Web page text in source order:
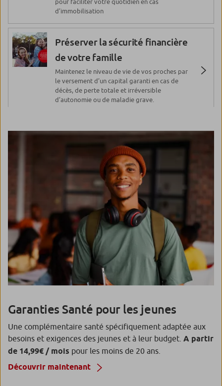
d’immobilisation
Préserver la sécurité financière
de votre famille
Maintenez le niveau de vie de vos proches par
le versement d’un capital garanti en cas de
décès, de perte totale et irréversible
d’autonomie ou de maladie grave.
Bénéficier d’une Protection
Préserver vos droits avec une Protection
Juridique et bénéficiez d’un service
d’informations juridiques 24h/24 et 7j/7 ainsi
que d’un accompagnement dans la résolution
des litiges.
Prévoir un soutien financier en
cas de décès
Choisissez la personne qui recevra un capital
garanti de 7 500 euros pour faire face aux
dépenses urgentes si vous décédez avant 55
ans.
Garanties Santé pour les jeunes
Une complémentaire santé spécifiquement adaptée aux
besoins et exigences des jeunes et à leur budget. A partir
de 14,99€ / mois pour les moins de 20 ans.
Découvrir maintenant